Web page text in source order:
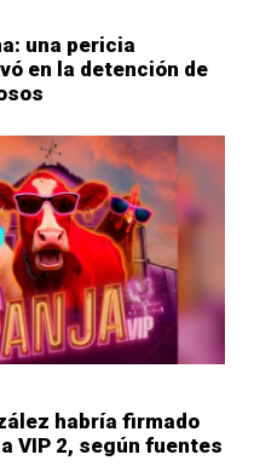
una pericia
en la detención de
habría firmado
VIP 2, según fuentes